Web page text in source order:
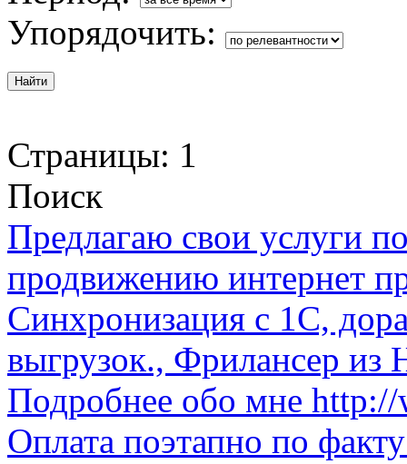
Упорядочить:
Страницы: 1
Поиск
Предлагаю свои услуги
продвижению интернет
Синхронизация с 1C,
выгрузок., Фрилансер из
Подробнее обо мне http://
Оплата поэтапно по